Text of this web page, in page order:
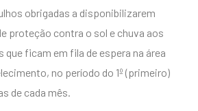
obrigadas a disponibilizarem
proteção contra o sol e chuva aos
que ficam em fila de espera na área
no período do 1º (primeiro)
de cada mês.